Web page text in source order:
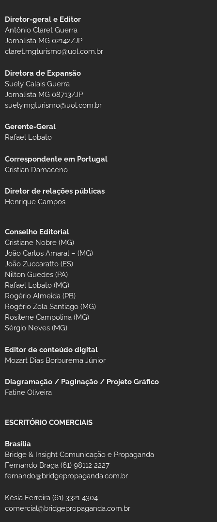
Diretor-geral e Editor
Antônio Claret Guerra
Jornalista MG 02142/JP
claret.mgturismo@uol.com.br
Diretora de Expansão
Suely Calais Guerra
Jornalista MG 08713/JP
suely.mgturismo@uol.com.br
Gerente-Geral
Rafael Lobato
Correspondente em Portugal
Cristian Damaceno
Diretor de relações públicas
Henrique Campos
Conselho Editorial
Cristiane Nobre (MG)
João Carlos Amaral – (MG)
João Zuccaratto (ES)
Nilton Guedes (PA)
Rafael Lobato (MG)
Rogério Almeida (PB)
Rogério Zola Santiago (MG)
Rosilene Campolina (MG)
Sérgio Neves (MG)
Editor de conteúdo digital
Mozart Dias Borburema Júnior
Diagramação / Paginação / Projeto Gráfico
Fatine Oliveira
ESCRITÓRIO COMERCIAIS
Brasília
Bridge & Insight Comunicação e Propaganda
Fernando Braga (61) 98112 2227
fernando@bridgepropaganda.com.br
Késia Ferreira (61) 3321 4304
comercial@bridgepropaganda.com.br